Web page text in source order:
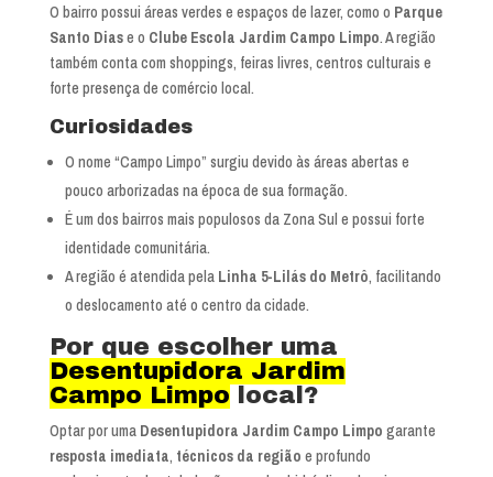
O bairro possui áreas verdes e espaços de lazer, como o Parque
Santo Diase o Clube Escola Jardim Campo Limpo. A região
também conta com shoppings, feiras livres, centros culturais e
forte presença de comércio local.
Curiosidades
O nome “Campo Limpo” surgiu devido às áreas abertas e
pouco arborizadas na época de sua formação.
É um dos bairros mais populosos da Zona Sul e possui forte
identidade comunitária.
A região é atendida pela Linha 5-Lilás do Metrô, facilitando
o deslocamento até o centro da cidade.
Por que escolher uma
Desentupidora Jardim
Campo Limpo local?
Optar por uma Desentupidora Jardim Campo Limpo garante
resposta imediata, técnicos da região e profundo